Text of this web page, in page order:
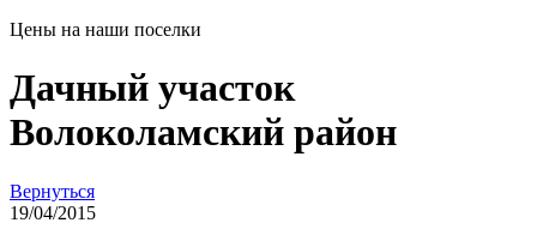
Цены на наши поселки
Дачный участок
Волоколамский район
Вернуться
19/04/2015